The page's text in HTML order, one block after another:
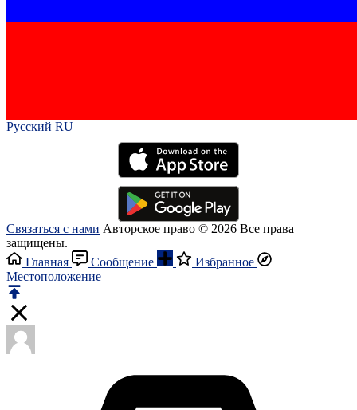
Русский RU‎
Связаться с нами Авторское право © 2026 Все права
защищены.
Главная
Сообщение
Избранное
Местоположение